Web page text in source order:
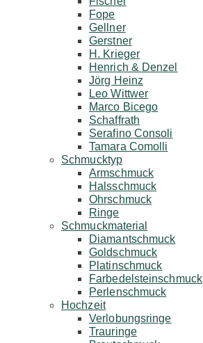
Fope
Gellner
Gerstner
H. Krieger
Henrich & Denzel
Jörg Heinz
Leo Wittwer
Marco Bicego
Schaffrath
Serafino Consoli
Tamara Comolli
Schmucktyp
Armschmuck
Halsschmuck
Ohrschmuck
Ringe
Schmuckmaterial
Diamantschmuck
Goldschmuck
Platinschmuck
Farbedelsteinschmuck
Perlenschmuck
Hochzeit
Verlobungsringe
Trauringe